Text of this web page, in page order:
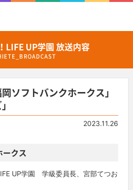
LIFE UP学園 放送内容
ソフトバンクホークス」
2023.11.26
クス
UP学園 学級委員長、宮部てつお